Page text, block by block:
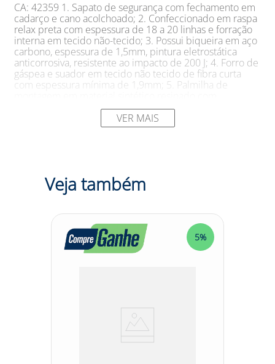
CA: 42359 1. Sapato de segurança com fechamento em
cadarço e cano acolchoado; 2. Confeccionado em raspa
relax preta com espessura de 18 a 20 linhas e forração
interna em tecido não-tecido; 3. Possui biqueira em aço
carbono, espessura de 1,5mm, pintura eletrostática
anticorrosiva, resistente ao impacto de 200 J; 4. Forro de
gáspea e suador em tecido não tecido de fibra curta
com espessura mínima de 1,9mm; 5. Palmilha de
espessura de 2.0mm, costurada ao cabedal pelo sistema
strobel. Palmilha de limpeza Em EVA antifungo
antibactéria acabamento em tecido não tecido três mm
Numeração: 33 ao 45; 9. De acordo com a Norma: ABNT
NBR ISO 20344:2015 e ISO 20345:2015. 1. Proteção dos
pés do usuário contra impactos de quedas de objetos
escoriantes; 2. Sem isolamento elétrico.
VER MAIS
Veja também
5%